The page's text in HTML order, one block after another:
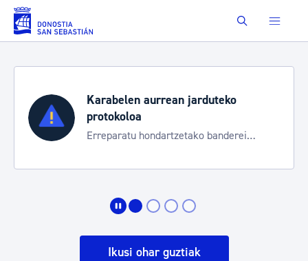
Eduki nagusira joan Buscar
Karabelen aurrean jarduteko
protokoloa
Erreparatu hondartzetako banderei
Ikusi ohar guztiak